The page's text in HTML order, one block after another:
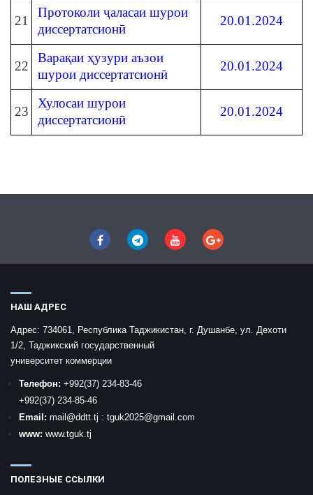
21
Протоколи ҷаласаи шурои
диссертатсионӣ
20.01.2024
22
Варақаи ҳузури аъзои
шурои диссертатсионӣ
20.01.2024
23
Хулосаи шурои
диссертатсионӣ
20.01.2024
НАШ АДРЕС
Адрес: 734061, Республика Таджикистан, г. Душанбе, ул. Дехоти
1/2, Таджикский государственный
университет коммерции
Телефон: +992(37) 234-83-46
+992(37) 234-85-46
Email: mail @ddtt.tj : tguk2025@gmail.com
www: www.tguk.tj
ПОЛЕЗНЫЕ ССЫЛКИ